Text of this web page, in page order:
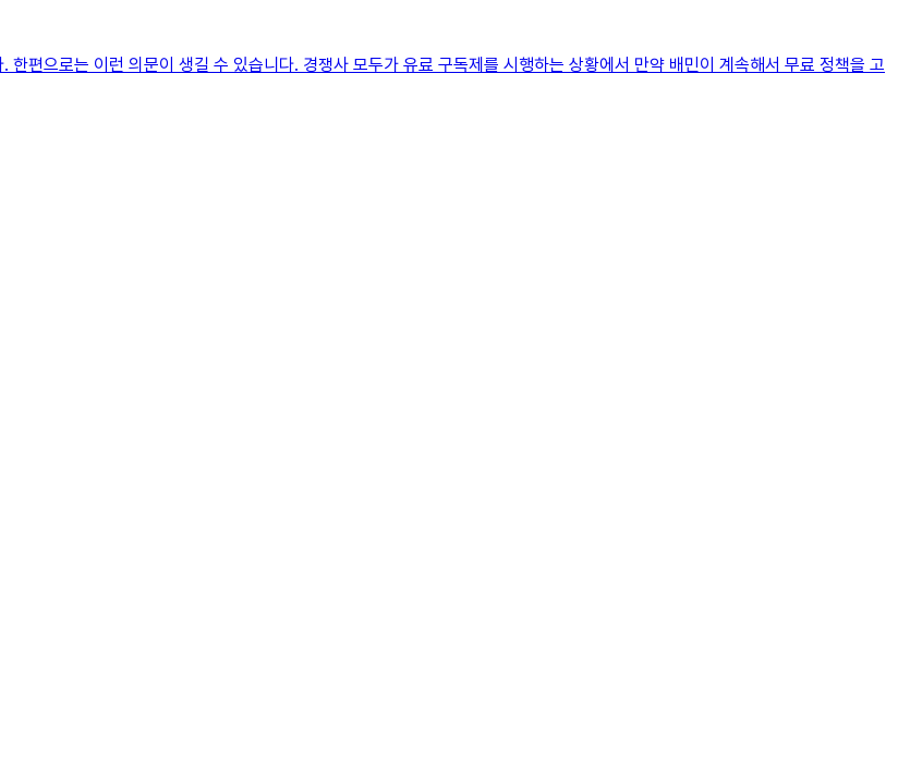
편으로는 이런 의문이 생길 수 있습니다. 경쟁사 모두가 유료 구독제를 시행하는 상황에서 만약 배민이 계속해서 무료 정책을 고